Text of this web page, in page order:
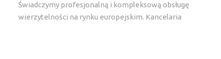
Świadczymy profesjonalną i kompleksową obsługę
wierzytelności na rynku europejskim. Kancelaria